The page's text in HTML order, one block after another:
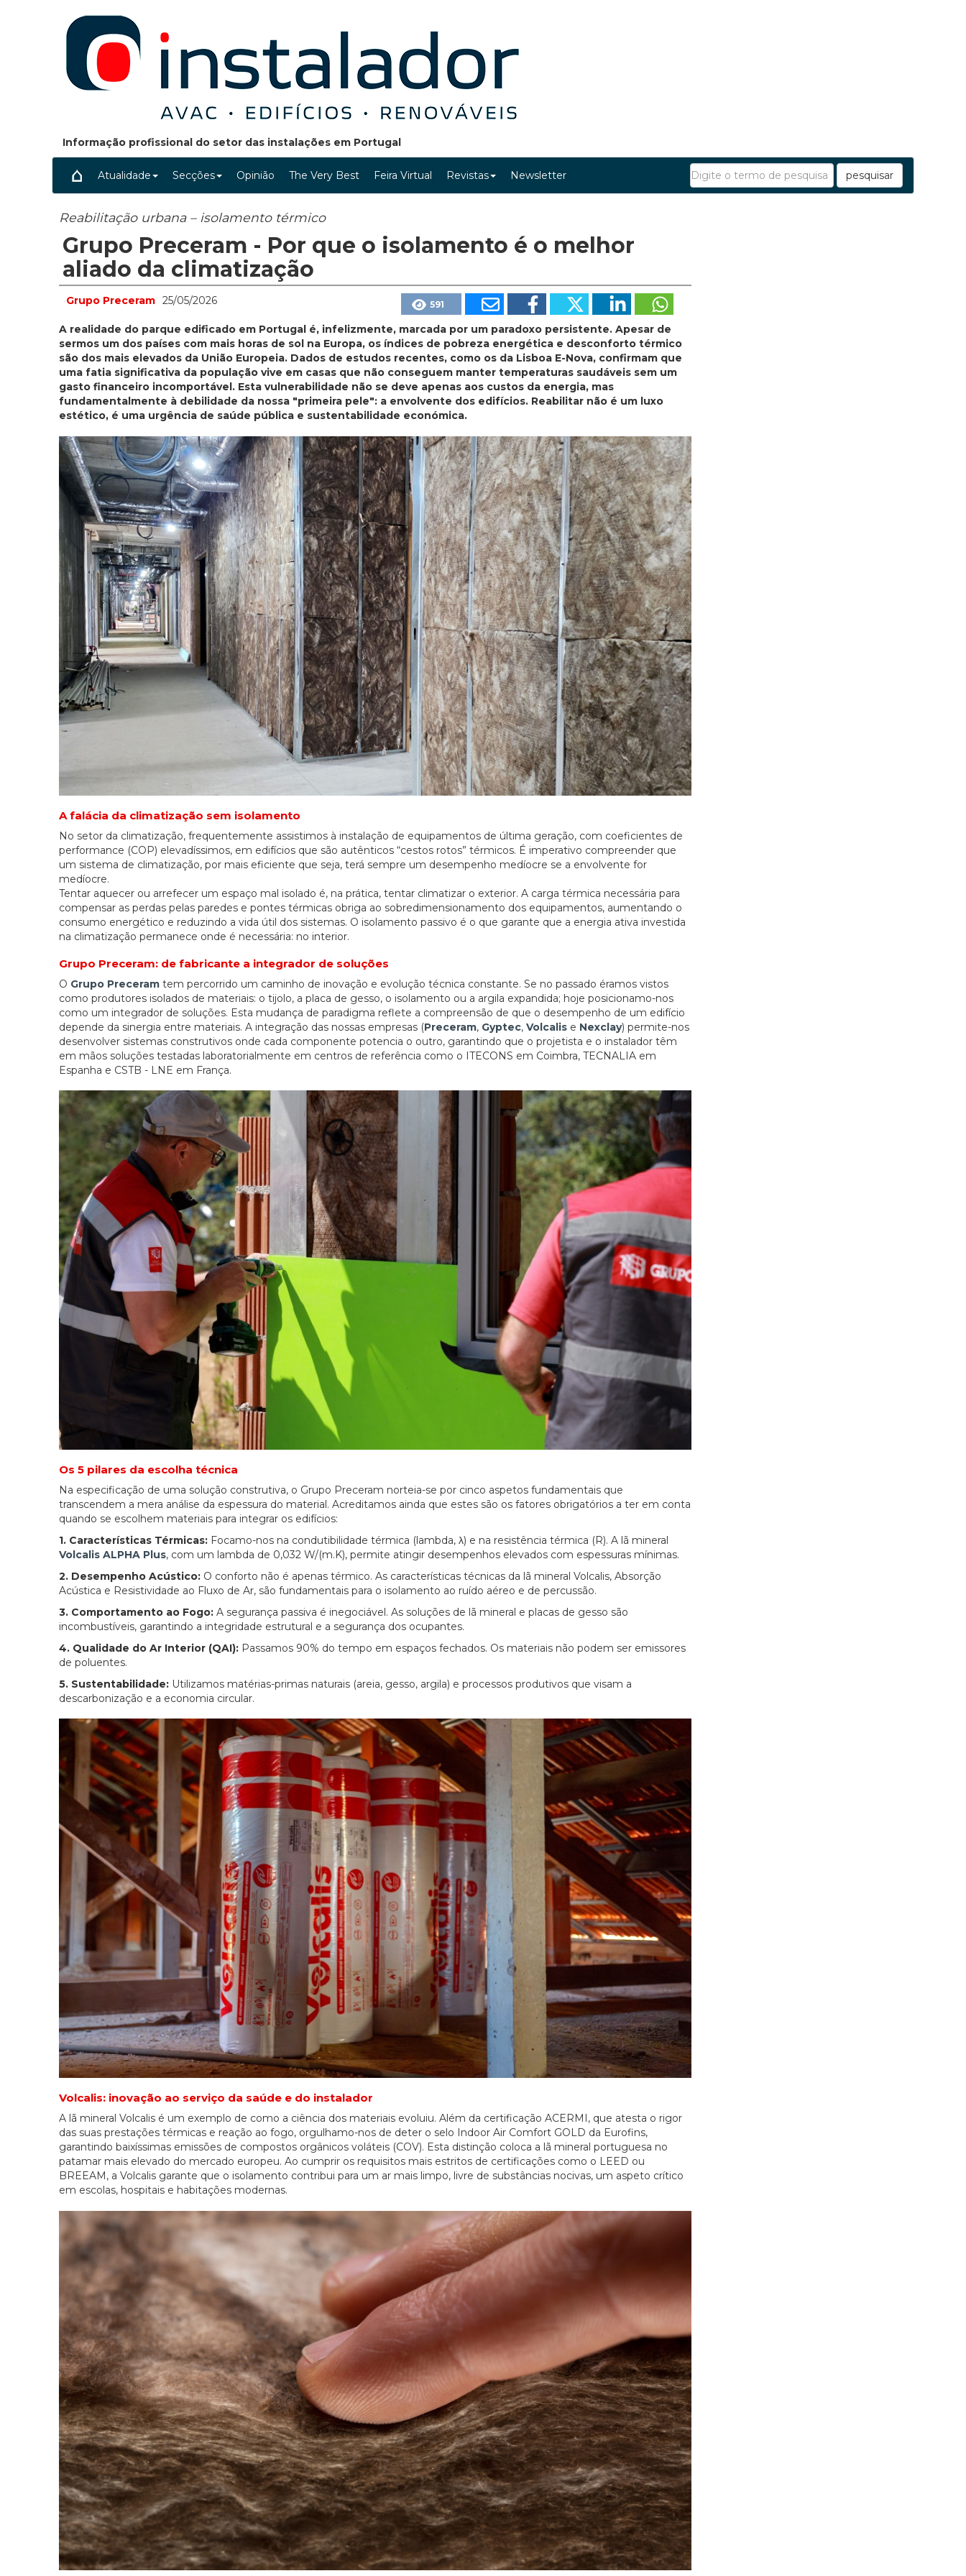
Informação profissional do setor das instalações em Portugal
Atualidade Secções Opinião The Very Best Feira Virtual Revistas Newsletter pesquisar
Reabilitação urbana – isolamento térmico
Grupo Preceram - Por que o isolamento é o melhor
aliado da climatização
Grupo Preceram 25/05/2026 591
A realidade do parque edificado em Portugal é, infelizmente, marcada por um paradoxo persistente. Apesar de
sermos um dos países com mais horas de sol na Europa, os índices de pobreza energética e desconforto térmico
são dos mais elevados da União Europeia. Dados de estudos recentes, como os da Lisboa E-Nova, confirmam que
uma fatia significativa da população vive em casas que não conseguem manter temperaturas saudáveis sem um
gasto financeiro incomportável. Esta vulnerabilidade não se deve apenas aos custos da energia, mas
fundamentalmente à debilidade da nossa "primeira pele": a envolvente dos edifícios. Reabilitar não é um luxo
estético, é uma urgência de saúde pública e sustentabilidade económica.
A falácia da climatização sem isolamento
No setor da climatização, frequentemente assistimos à instalação de equipamentos de última geração, com coeficientes de
performance (COP) elevadíssimos, em edifícios que são autênticos “cestos rotos” térmicos. É imperativo compreender que
um sistema de climatização, por mais eficiente que seja, terá sempre um desempenho medíocre se a envolvente for
medíocre.
Tentar aquecer ou arrefecer um espaço mal isolado é, na prática, tentar climatizar o exterior. A carga térmica necessária para
compensar as perdas pelas paredes e pontes térmicas obriga ao sobredimensionamento dos equipamentos, aumentando o
consumo energético e reduzindo a vida útil dos sistemas. O isolamento passivo é o que garante que a energia ativa investida
na climatização permanece onde é necessária: no interior.
Grupo Preceram: de fabricante a integrador de soluções
O Grupo Preceram tem percorrido um caminho de inovação e evolução técnica constante. Se no passado éramos vistos
como produtores isolados de materiais: o tijolo, a placa de gesso, o isolamento ou a argila expandida; hoje posicionamo-nos
como um integrador de soluções. Esta mudança de paradigma reflete a compreensão de que o desempenho de um edifício
depende da sinergia entre materiais. A integração das nossas empresas (Preceram, Gyptec, Volcalis e Nexclay) permite-nos
desenvolver sistemas construtivos onde cada componente potencia o outro, garantindo que o projetista e o instalador têm
em mãos soluções testadas laboratorialmente em centros de referência como o ITECONS em Coimbra, TECNALIA em
Espanha e CSTB - LNE em França.
Os 5 pilares da escolha técnica
Na especificação de uma solução construtiva, o Grupo Preceram norteia-se por cinco aspetos fundamentais que
transcendem a mera análise da espessura do material. Acreditamos ainda que estes são os fatores obrigatórios a ter em conta
quando se escolhem materiais para integrar os edifícios:
1. Características Térmicas: Focamo-nos na condutibilidade térmica (lambda, λ) e na resistência térmica (R). A lã mineral
Volcalis ALPHA Plus, com um lambda de 0,032 W/(m.K), permite atingir desempenhos elevados com espessuras mínimas.
2. Desempenho Acústico: O conforto não é apenas térmico. As características técnicas da lã mineral Volcalis, Absorção
Acústica e Resistividade ao Fluxo de Ar, são fundamentais para o isolamento ao ruído aéreo e de percussão.
3. Comportamento ao Fogo: A segurança passiva é inegociável. As soluções de lã mineral e placas de gesso são
incombustíveis, garantindo a integridade estrutural e a segurança dos ocupantes.
4. Qualidade do Ar Interior (QAI): Passamos 90% do tempo em espaços fechados. Os materiais não podem ser emissores
de poluentes.
5. Sustentabilidade: Utilizamos matérias-primas naturais (areia, gesso, argila) e processos produtivos que visam a
descarbonização e a economia circular.
Volcalis: inovação ao serviço da saúde e do instalador
A lã mineral Volcalis é um exemplo de como a ciência dos materiais evoluiu. Além da certificação ACERMI, que atesta o rigor
das suas prestações térmicas e reação ao fogo, orgulhamo-nos de deter o selo Indoor Air Comfort GOLD da Eurofins,
garantindo baixíssimas emissões de compostos orgânicos voláteis (COV). Esta distinção coloca a lã mineral portuguesa no
patamar mais elevado do mercado europeu. Ao cumprir os requisitos mais estritos de certificações como o LEED ou
BREEAM, a Volcalis garante que o isolamento contribui para um ar mais limpo, livre de substâncias nocivas, um aspeto crítico
em escolas, hospitais e habitações modernas.